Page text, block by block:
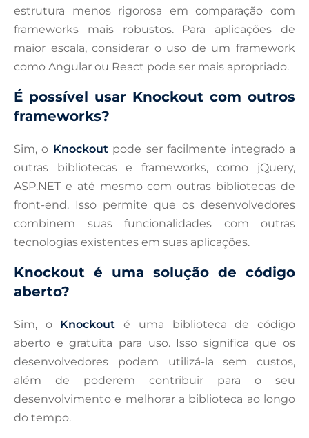
estrutura menos rigorosa em comparação com
frameworks mais robustos. Para aplicações de
maior escala, considerar o uso de um framework
como Angular ou React pode ser mais apropriado.
É possível usar Knockout com outros
frameworks?
Sim, o Knockoutpode ser facilmente integrado a
outras bibliotecas e frameworks, como jQuery,
ASP.NET e até mesmo com outras bibliotecas de
front-end. Isso permite que os desenvolvedores
combinem suas funcionalidades com outras
tecnologias existentes em suas aplicações.
Knockout é uma solução de código
aberto?
Sim, o Knockout é uma biblioteca de código
aberto e gratuita para uso. Isso significa que os
desenvolvedores podem utilizá-la sem custos,
além de poderem contribuir para o seu
desenvolvimento e melhorar a biblioteca ao longo
do tempo.